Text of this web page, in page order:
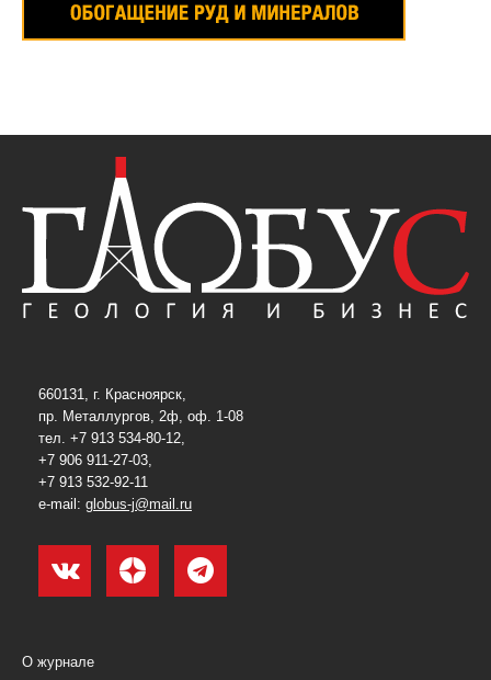
660131, г. Красноярск,
пр. Металлургов, 2ф, оф. 1-08
тел. +7 913 534-80-12,
+7 906 911-27-03,
+7 913 532-92-11
e-mail: globus-j@mail.ru
О журнале